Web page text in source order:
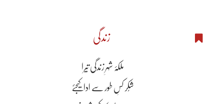
زندگی
ملکۂ شہرِ زندگی تیرا
شُکر کسِ طور سے ادا کیجئے